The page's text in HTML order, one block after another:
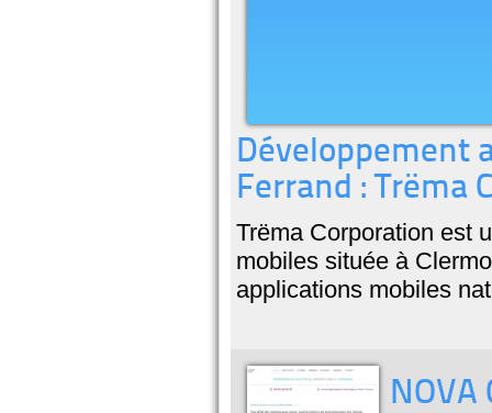
Développement
Ferrand : Trëma
Trëma Corporation est
mobiles située à
applications mobiles
NOVA